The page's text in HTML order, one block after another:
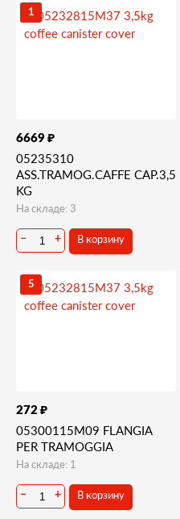
Запчасти и деталировки для Bianchi
1
6669 ₽
05235310
ASS.TRAMOG.CAFFE CAP.3,5
KG
На складе: 3
− + В корзину
5
272 ₽
05300115M09 FLANGIA
PER TRAMOGGIA
На складе: 1
− + В корзину